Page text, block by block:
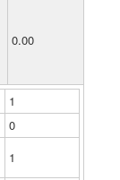
0.00
1
0
1